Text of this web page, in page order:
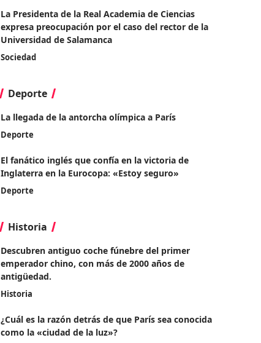
La Presidenta de la Real Academia de Ciencias
expresa preocupación por el caso del rector de la
Universidad de Salamanca
Sociedad
Deporte
La llegada de la antorcha olímpica a París
Deporte
El fanático inglés que confía en la victoria de
Inglaterra en la Eurocopa: «Estoy seguro»
Deporte
Historia
Descubren antiguo coche fúnebre del primer
emperador chino, con más de 2000 años de
antigüedad.
Historia
¿Cuál es la razón detrás de que París sea conocida
como la «ciudad de la luz»?